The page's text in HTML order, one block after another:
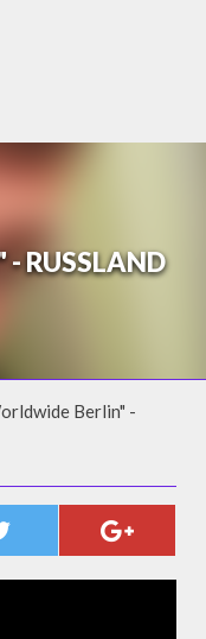
RUSSLAND
Berlin" -
-